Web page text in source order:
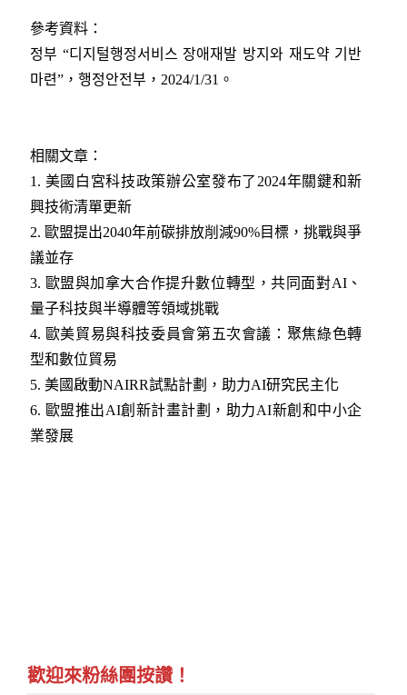
參考資料：
정부 “디지털행정서비스 장애재발 방지와 재도약 기반
마련”，행정안전부，2024/1/31 。
相關文章：
1. 美國白宮科技政策辦公室發布了2024年關鍵和新
興技術清單更新
2. 歐盟提出2040年前碳排放削減90%目標，挑戰與爭
議並存
3. 歐盟與加拿大合作提升數位轉型，共同面對AI、
量子科技與半導體等領域挑戰
4. 歐美貿易與科技委員會第五次會議：聚焦綠色轉
型和數位貿易
5. 美國啟動NAIRR試點計劃，助力AI研究民主化
6. 歐盟推出AI創新計畫計劃，助力AI新創和中小企
業發展
歡迎來粉絲團按讚！